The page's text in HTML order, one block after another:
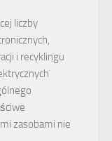
liczby
i recyklingu
zasobami nie